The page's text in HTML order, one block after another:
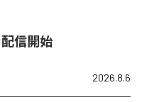
配信開始
2026.8.6